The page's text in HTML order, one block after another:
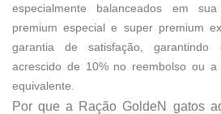
especialmente balanceados em
premium especial e super premium
garantia de satisfação,
acrescido de 10% no reembolso ou a
equivalente.
Por que a Ração GoldeN gatos